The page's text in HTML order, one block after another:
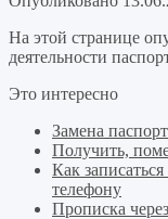
На этой странице
деятельности
Это интересно
Замена
Получить,
Как
телефону
Прописка